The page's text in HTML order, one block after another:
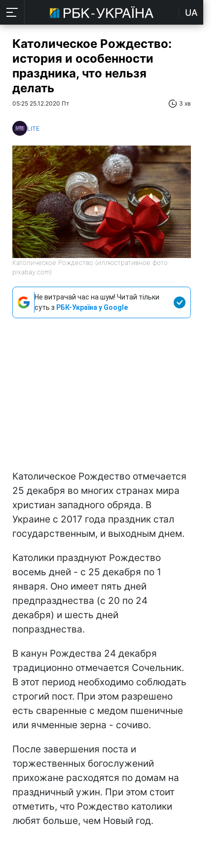
UA
Католическое Рождество:
история и особенности
праздника, что нельзя
делать
05:25 25.12.2020 Пт 3 хв
LITE
Католическое Рождество (иллюстративное фото:
pixabay.com)
Не витрачай час на шум! Читай тільки
суть з РБК-Україна у Google
Католическое Рождество отмечается
25 декабря во многих странах мира
христиан западного обряда. В
Украине с 2017 года праздник стал
государственным, и выходным днем.
Католики празднуют Рождество
восемь дней - с 25 декабря по 1
января. Оно имеет пять дней
предпразднества (с 20 по 24
декабря) и шесть дней
попразднества.
В канун Рождества 24 декабря
традиционно отмечается Сочельник.
В этот период необходимо соблюдать
строгий пост. При этом разрешено
есть сваренные с медом пшеничные
или ячменные зерна - сочиво.
После завершения поста и
торжественных богослужений
прихожане расходятся по домам на
праздничный ужин. При этом стоит
отметить, что Рождество католики
любят больше, чем Новый год.